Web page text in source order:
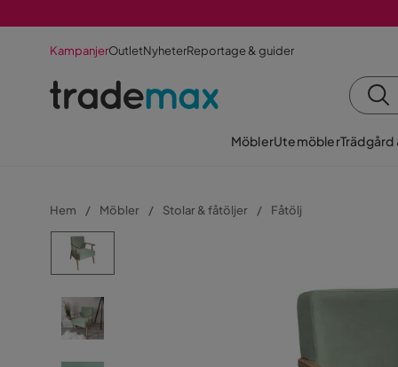
KampanjerOutletNyheterReportage & guider
MöblerUtemöblerTrädgård
Hem Möbler Stolar & fåtöljer Fåtölj